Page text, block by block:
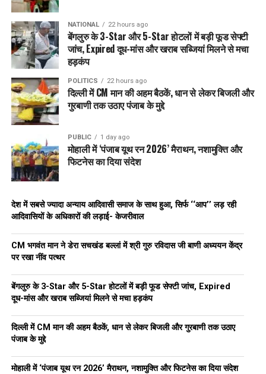
NATIONAL 22 hours ago
बेंगलुरु के 3-Star और 5-Star होटलों में बड़ी फूड सेफ्टी
जांच, Expired दूध-मांस और खराब सब्जियां मिलने से मचा
हड़कंप
POLITICS 22 hours ago
दिल्ली में CM मान की अहम बैठकें, धान से लेकर बिजली और
गुरबाणी तक उठाए पंजाब के मुद्दे
PUBLIC 1 day ago
मोहाली में ‘पंजाब यूथ रन 2026’ मैराथन, नशामुक्ति और
फिटनेस का दिया संदेश
देश में सबसे ज्यादा अन्याय आदिवासी समाज के साथ हुआ, सिर्फ ‘‘आप’’ लड़ रही
आदिवासियों के अधिकारों की लड़ाई- केजरीवाल
CM भगवंत मान ने डेरा सचखंड बल्लां में श्री गुरु रविदास जी बाणी अध्ययन केंद्र
पर रखा नींव पत्थर
बेंगलुरु के 3-Star और 5-Star होटलों में बड़ी फूड सेफ्टी जांच, Expired
दूध-मांस और खराब सब्जियां मिलने से मचा हड़कंप
दिल्ली में CM मान की अहम बैठकें, धान से लेकर बिजली और गुरबाणी तक उठाए
पंजाब के मुद्दे
मोहाली में ‘पंजाब यूथ रन 2026’ मैराथन, नशामुक्ति और फिटनेस का दिया संदेश